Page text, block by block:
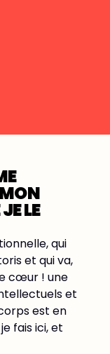
LE
qui
et qui va,
cœur ! une
et
est en
fais ici, et